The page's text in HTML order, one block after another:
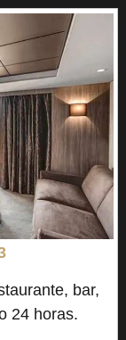
bar,
24 horas.